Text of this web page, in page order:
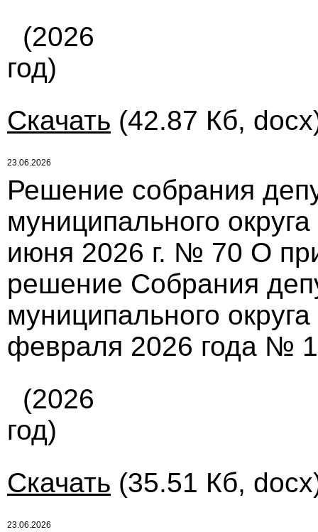
(2026
год)
Скачать (42.87 Кб,
23.06.2026
Решение собрания
муниципального
июня 2026 г. № 70 О
решение Собрания
муниципального
февраля 2026 года №
(2026
год)
Скачать (35.51 Кб,
23.06.2026